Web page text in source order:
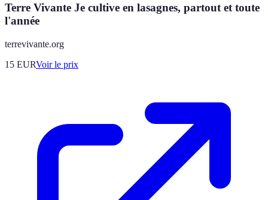
Terre Vivante Je cultive en lasagnes, partout et toute
l'année
terrevivante.org
15 EURVoir le prix